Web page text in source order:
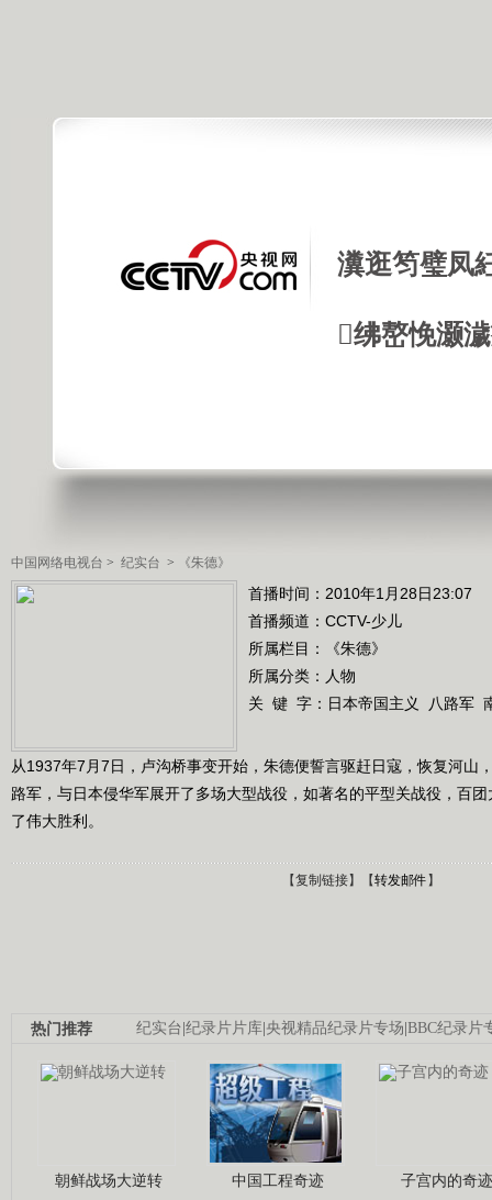
瀵逛笉璧凤
绋嶅悗灏
中国网络电视台 > 纪实台 > 《朱德》
首播时间：2010年1月28日23:07
首播频道： CCTV-少儿
所属栏目：
《朱德》
所属分类：人物
关 键 字： 日本帝国主义 八路军
从1937年7月7日，卢沟桥事变开始，朱德便誓言驱赶日寇，恢复河山
路军，与日本侵华军展开了多场大型战役，如著名的平型关战役，百
了伟大胜利。
【复制链接】【转发邮件】
纪实台|纪录片片库|央视精品纪录片专场|BBC纪录片
热门推荐
朝鲜战场大逆转 中国工程奇迹 子宫内的奇迹